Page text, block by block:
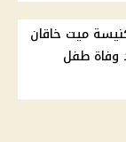
ميت خاقان
وفاة طفل